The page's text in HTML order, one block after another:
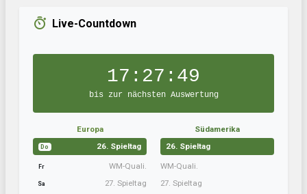
Live-Countdown
17:27:49
bis zur nächsten Auswertung
Europa
Do 26. Spieltag
Fr WM-Quali.
Sa 27. Spieltag
Südamerika
26. Spieltag
WM-Quali.
27. Spieltag